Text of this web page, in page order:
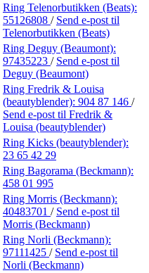
Ring Telenorbutikken (Beats):
55126808 / Send e-post til
Telenorbutikken (Beats)
Ring Deguy (Beaumont):
97435223 / Send e-post til
Deguy (Beaumont)
Ring Fredrik & Louisa
(beautyblender): 904 87 146 /
Send e-post til Fredrik &
Louisa (beautyblender)
Ring Kicks (beautyblender):
23 65 42 29
Ring Bagorama (Beckmann):
458 01 995
Ring Morris (Beckmann):
40483701 / Send e-post til
Morris (Beckmann)
Ring Norli (Beckmann):
97111425 / Send e-post til
Norli (Beckmann)